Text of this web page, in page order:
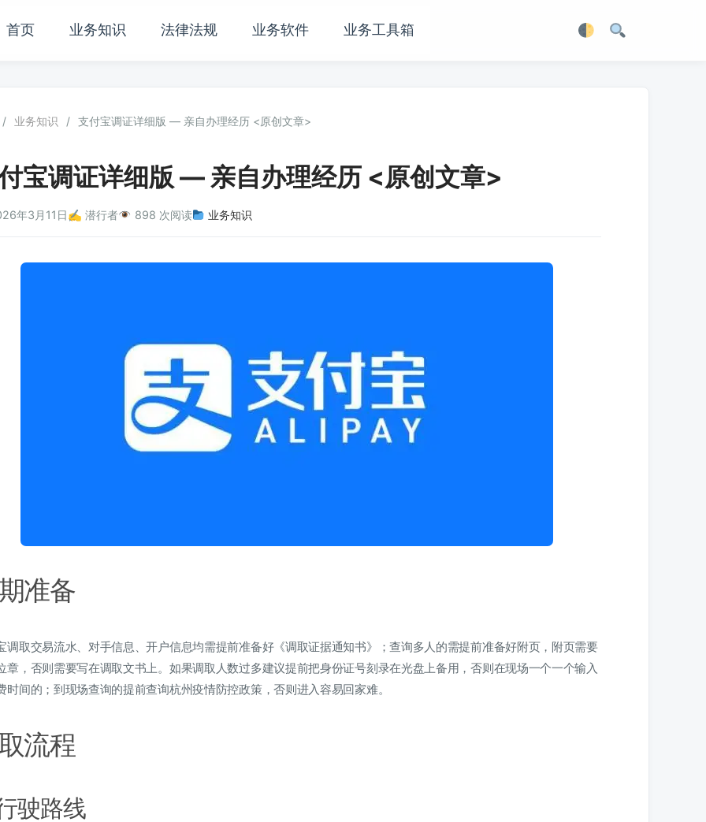
首页 业务知识 法律法规 业务软件 业务工具箱
/ 业务知识 / 支付宝调证详细版 — 亲自办理经历 <原创文章>
宝调证详细版 — 亲自办理经历 <原创文章>
年3月11日✍️ 潜行者 898 次阅读 业务知识
准备
调取交易流水、对手信息、开户信息均需提前准备好《调取证据通知书》；查询多人的需提前准备好附页，附页需要
章，否则需要写在调取文书上。如果调取人数过多建议提前把身份证号刻录在光盘上备用，否则在现场一个一个输入
时间的；到现场查询的提前查询杭州疫情防控政策，否则进入容易回家难。
流程
驶路线